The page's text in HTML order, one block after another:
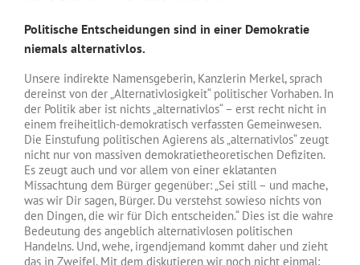
Politische Entscheidungen sind in einer Demokratie
niemals alternativlos.
Unsere indirekte Namensgeberin, Kanzlerin Merkel, sprach
dereinst von der „Alternativlosigkeit“ politischer Vorhaben. In
der Politik aber ist nichts „alternativlos“ – erst recht nicht in
einem freiheitlich-demokratisch verfassten Gemeinwesen.
Die Einstufung politischen Agierens als „alternativlos“ zeugt
nicht nur von massiven demokratietheoretischen Defiziten.
Es zeugt auch und vor allem von einer eklatanten
Missachtung dem Bürger gegenüber: „Sei still – und mache,
was wir Dir sagen, Bürger. Du verstehst sowieso nichts von
den Dingen, die wir für Dich entscheiden.“ Dies ist die wahre
Bedeutung des angeblich alternativlosen politischen
Handelns. Und, wehe, irgendjemand kommt daher und zieht
das in Zweifel. Mit dem diskutieren wir noch nicht einmal;